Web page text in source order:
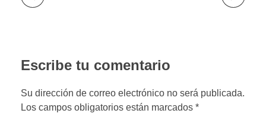
Escribe tu comentario
Su dirección de correo electrónico no será publicada.
Los campos obligatorios están marcados *